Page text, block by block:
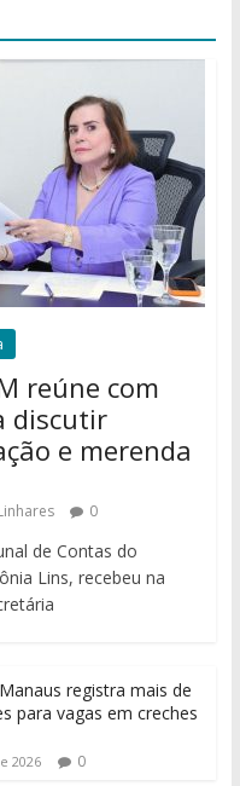
reúne com
discutir
e merenda
0
de Contas do
Lins, recebeu na
registra mais de
para vagas em creches
2026 0